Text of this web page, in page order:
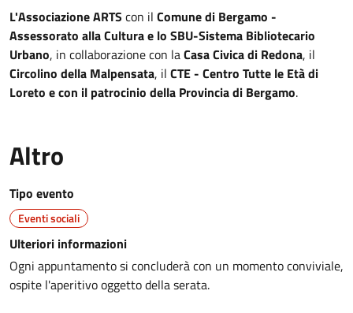
L'Associazione ARTS con il Comune di Bergamo -
Assessorato alla Cultura e lo SBU-Sistema Bibliotecario
Urbano, in collaborazione con laCasa Civica di Redona, il
Circolino della Malpensata, il CTE - Centro Tutte le Età di
Loreto e con il patrocinio della Provincia di Bergamo.
Altro
Tipo evento
Eventi sociali
Ulteriori informazioni
Ogni appuntamento si concluderà con un momento conviviale,
ospite l'aperitivo oggetto della serata.